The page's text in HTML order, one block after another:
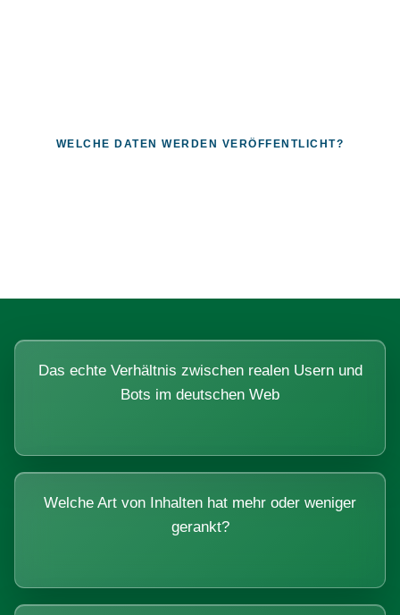
WELCHE DATEN WERDEN VERÖFFENTLICHT?
Das echte Verhältnis zwischen realen Usern und
Bots im deutschen Web
Welche Art von Inhalten hat mehr oder weniger
gerankt?